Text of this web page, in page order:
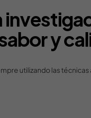
y
utilizando las